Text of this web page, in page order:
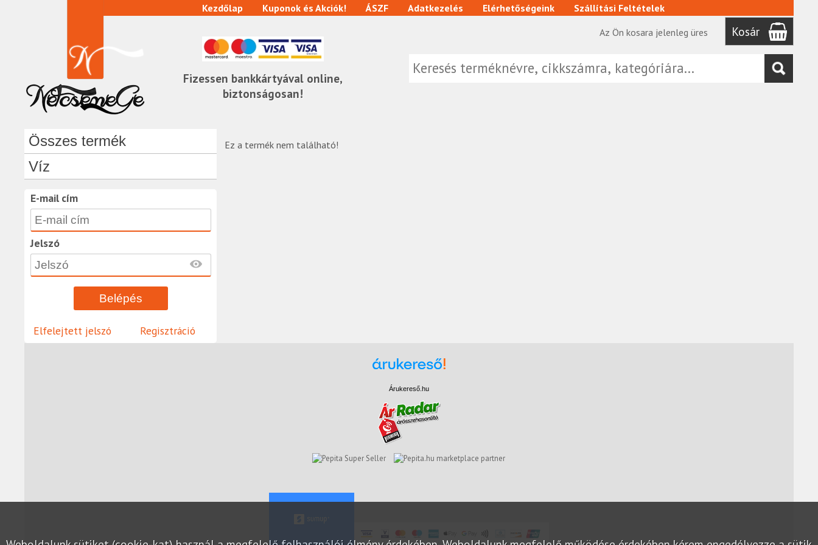
Fizessen bankkártyával online,
biztonságosan!
Kezdőlap Kuponok és Akciók! ÁSZF Adatkezelés Elérhetőségeink
Szállítási Feltételek
Az Ön kosara jelenleg üres
Kosár
Összes termék
Víz
E-mail cím
Jelszó
Elfelejtett jelszó Regisztráció
Ez a termék nem található!
Árukereső.hu
marketplace partner